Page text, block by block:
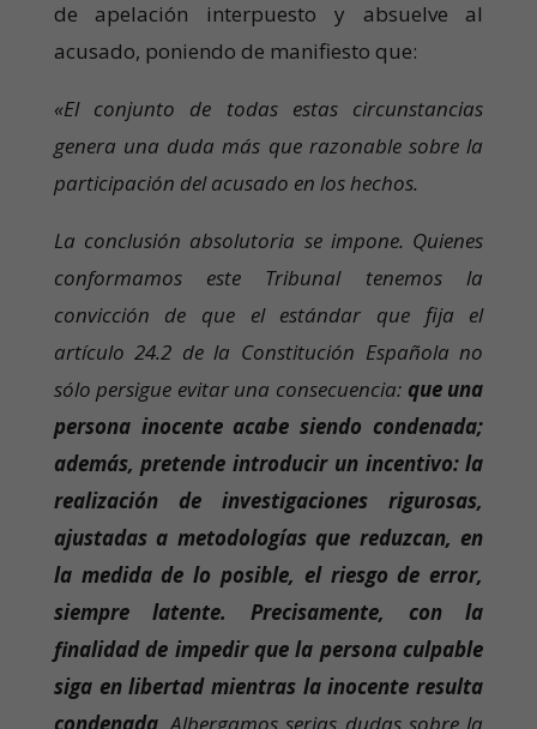
de apelación interpuesto y absuelve al
acusado, poniendo de manifiesto que:
«El conjunto de todas estas circunstancias
genera una duda más que razonable sobre la
participación del acusado en los hechos.
La conclusión absolutoria se impone. Quienes
conformamos este Tribunal tenemos la
convicción de que el estándar que fija el
artículo 24.2 de la Constitución Española no
sólo persigue evitar una consecuencia: que una
persona inocente acabe siendo condenada;
además, pretende introducir un incentivo: la
realización de investigaciones rigurosas,
ajustadas a metodologías que reduzcan, en
la medida de lo posible, el riesgo de error,
siempre latente. Precisamente, con la
finalidad de impedir que la persona culpable
siga en libertad mientras la inocente resulta
condenada. Albergamos serias dudas sobre la